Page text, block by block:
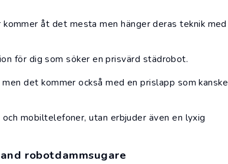
åt det mesta men hänger deras teknik med
för dig som söker en prisvärd städrobot.
det kommer också med en prislapp som kanske
mobiltelefoner, utan erbjuder även en lyxig
robotdammsugare